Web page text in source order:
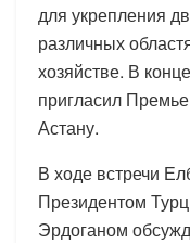
для укрепления
различных
хозяйстве. В
пригласил
Астану.
В ходе встречи
Президентом
Эрдоганом